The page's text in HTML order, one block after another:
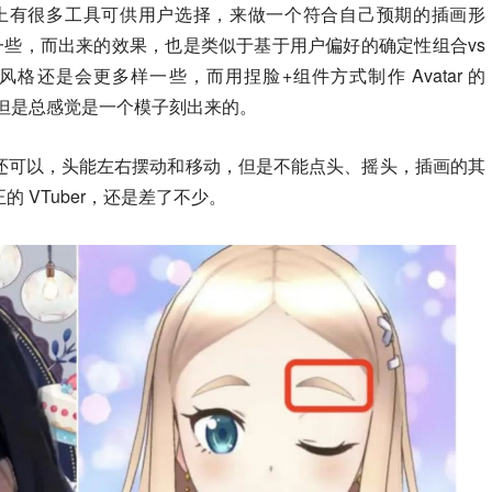
很多工具可供用户选择，来做一个符合自己预期的插画形
，而出来的效果，也是类似于基于用户偏好的确定性组合vs
格还是会更多样一些，而用捏脸+组件方式制作 Avatar 的
总感觉是一个模子刻出来的。
以，头能左右摆动和移动， 但是不能点头、摇头，插画的其
VTuber，还是差了不少。